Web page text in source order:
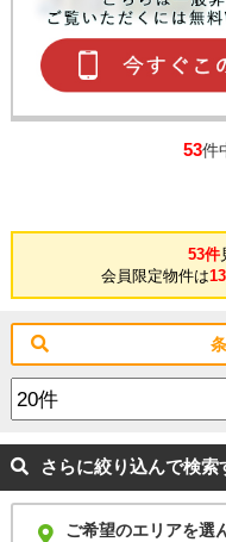
53件
53件
会員限定物件は
さらに絞り込んで検索
ご希望のエリアを選